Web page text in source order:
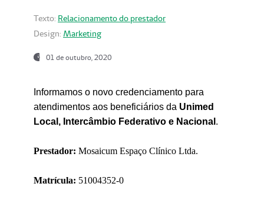
Texto: Relacionamento do prestador
Design: Marketing
01 de outubro, 2020
Informamos o novo credenciamento para
atendimentos aos beneficiários da Unimed
Local, Intercâmbio Federativo e Nacional .
Prestador: Mosaicum Espaço Clínico Ltda.
Matrícula: 51004352-0